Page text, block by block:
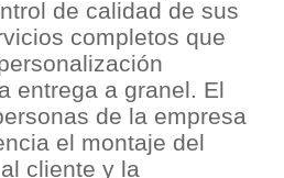
de calidad de sus
completos que
entrega a granel. El
de la empresa
el montaje del
cliente y la